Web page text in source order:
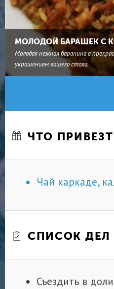
МОЛОДОЙ БАРАШЕК С
Молодая нежная баранина в
украшением вашего стола.
ЧТО
Чай каркаде,
СПИСОК ДЕЛ
Съездить в